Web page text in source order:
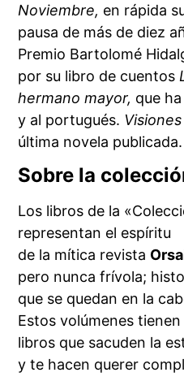
Noviembre, en rápida
pausa de más de diez
Premio Bartolomé
por su libro de cuentos
hermano mayor, que
y al portugués.
última novela publicada.
Sobre la
Los libros de la
representan el espíritu
de la mítica revista
pero nunca frívola;
que se quedan en la
Estos volúmenes
libros que sacuden la
y te hacen querer